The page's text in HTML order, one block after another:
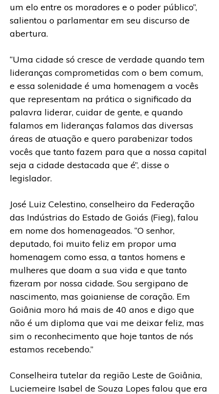
um elo entre os moradores e o poder público”,
salientou o parlamentar em seu discurso de
abertura.
“Uma cidade só cresce de verdade quando tem
lideranças comprometidas com o bem comum,
e essa solenidade é uma homenagem a vocês
que representam na prática o significado da
palavra liderar, cuidar de gente, e quando
falamos em lideranças falamos das diversas
áreas de atuação e quero parabenizar todos
vocês que tanto fazem para que a nossa capital
seja a cidade destacada que é”, disse o
legislador.
José Luiz Celestino, conselheiro da Federação
das Indústrias do Estado de Goiás (Fieg), falou
em nome dos homenageados. “O senhor,
deputado, foi muito feliz em propor uma
homenagem como essa, a tantos homens e
mulheres que doam a sua vida e que tanto
fizeram por nossa cidade. Sou sergipano de
nascimento, mas goianiense de coração. Em
Goiânia moro há mais de 40 anos e digo que
não é um diploma que vai me deixar feliz, mas
sim o reconhecimento que hoje tantos de nós
estamos recebendo.”
Conselheira tutelar da região Leste de Goiânia,
Luciemeire Isabel de Souza Lopes falou que era